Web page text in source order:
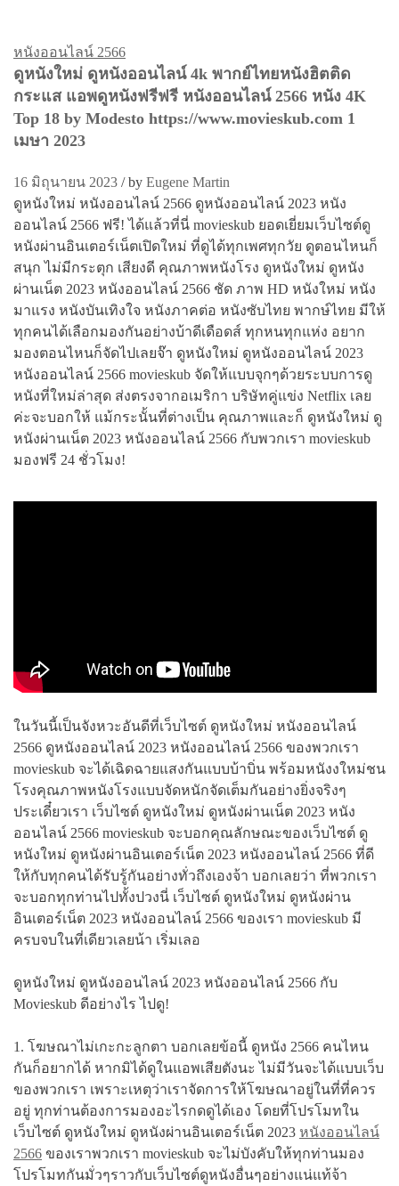
หนังออนไลน์ 2566
ดูหนังใหม่ ดูหนังออนไลน์ 4k พากย์ไทยหนังฮิตติด
กระแส แอพดูหนังฟรีฟรี หนังออนไลน์ 2566 หนัง 4K
Top 18 by Modesto https://www.movieskub.com 1
เมษา 2023
16 มิถุนายน 2023 / by Eugene Martin
ดูหนังใหม่ หนังออนไลน์ 2566 ดูหนังออนไลน์ 2023 หนัง
ออนไลน์ 2566 ฟรี! ได้แล้วที่นี่ movieskub ยอดเยี่ยมเว็บไซต์ดู
หนังผ่านอินเตอร์เน็ตเปิดใหม่ ที่ดูได้ทุกเพศทุกวัย ดูตอนไหนก็
สนุก ไม่มีกระตุก เสียงดี คุณภาพหนังโรง ดูหนังใหม่ ดูหนัง
ผ่านเน็ต 2023 หนังออนไลน์ 2566 ชัด ภาพ HD หนังใหม่ หนัง
มาแรง หนังบันเทิงใจ หนังภาคต่อ หนังซับไทย พากษ์ไทย มีให้
ทุกคนได้เลือกมองกันอย่างบ้าดีเดือดส์ ทุกหนทุกแห่ง อยาก
มองตอนไหนก็จัดไปเลยจ๊า ดูหนังใหม่ ดูหนังออนไลน์ 2023
หนังออนไลน์ 2566 movieskub จัดให้แบบจุกๆด้วยระบบการดู
หนังที่ใหม่ล่าสุด ส่งตรงจากอเมริกา บริษัทคู่แข่ง Netflix เลย
ค่ะจะบอกให้ แม้กระนั้นที่ต่างเป็น คุณภาพและก็ ดูหนังใหม่ ดู
หนังผ่านเน็ต 2023 หนังออนไลน์ 2566 กับพวกเรา movieskub
มองฟรี 24 ชั่วโมง!
ในวันนี้เป็นจังหวะอันดีที่เว็บไซต์ ดูหนังใหม่ หนังออนไลน์
2566 ดูหนังออนไลน์ 2023 หนังออนไลน์ 2566 ของพวกเรา
movieskub จะได้เฉิดฉายแสงกันแบบบ้าบิ่น พร้อมหนังงใหม่ชน
โรงคุณภาพหนังโรงแบบจัดหนักจัดเต็มกันอย่างยิ่งจริงๆ
ประเดี๋ยวเรา เว็บไซต์ ดูหนังใหม่ ดูหนังผ่านเน็ต 2023 หนัง
ออนไลน์ 2566 movieskub จะบอกคุณลักษณะของเว็บไซต์ ดู
หนังใหม่ ดูหนังผ่านอินเตอร์เน็ต 2023 หนังออนไลน์ 2566 ที่ดี
ให้กับทุกคนได้รับรู้กันอย่างทั่วถึงเองจ้า บอกเลยว่า ที่พวกเรา
จะบอกทุกท่านไปทั้งปวงนี่ เว็บไซต์ ดูหนังใหม่ ดูหนังผ่าน
อินเตอร์เน็ต 2023 หนังออนไลน์ 2566 ของเรา movieskub มี
ครบจบในที่เดียวเลยน้า เริ่มเลอ
ดูหนังใหม่ ดูหนังออนไลน์ 2023 หนังออนไลน์ 2566 กับ
Movieskub ดีอย่างไร ไปดู!
1. โฆษณาไม่เกะกะลูกตา บอกเลยข้อนี้ ดูหนัง 2566 คนไหน
กันก็อยากได้ หากมิได้ดูในแอพเสียตังนะ ไม่มีวันจะได้แบบเว็บ
ของพวกเรา เพราะเหตุว่าเราจัดการให้โฆษณาอยู่ในที่ที่ควร
อยู่ ทุกท่านต้องการมองอะไรกดดูได้เอง โดยที่โปรโมทใน
เว็บไซต์ ดูหนังใหม่ ดูหนังผ่านอินเตอร์เน็ต 2023 หนังออนไลน์
2566 ของเราพวกเรา movieskub จะไม่บังคับให้ทุกท่านมอง
โปรโมทกันมั่วๆราวกับเว็บไซต์ดูหนังอื่นๆอย่างแน่แท้จ้า